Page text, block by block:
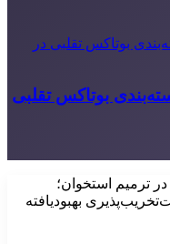
بوتاکس تقلبی
ترمیم استخوان؛
بهبودیافته